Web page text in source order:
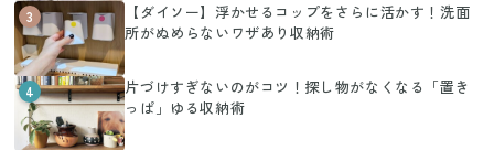
3
【ダイソー】浮かせるコップをさらに活かす！洗面
所がぬめらないワザあり収納術
4
片づけすぎないのがコツ！探し物がなくなる「置き
っぱ」ゆる収納術